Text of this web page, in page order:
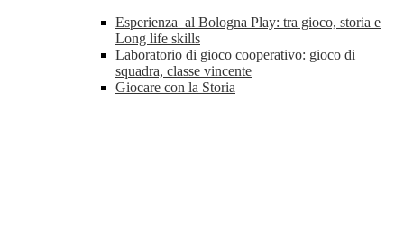
Esperienza al Bologna Play: tra gioco, storia e
Long life skills
Laboratorio di gioco cooperativo: gioco di
squadra, classe vincente
Giocare con la Storia